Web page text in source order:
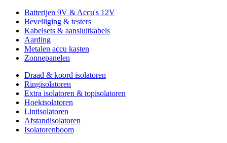
Batterijen 9V & Accu's 12V
Beveiliging & testers
Kabelsets & aansluitkabels
Aarding
Metalen accu kasten
Zonnepanelen
Draad & koord isolatoren
Ringisolatoren
Extra isolatoren & topisolatoren
Hoekisolatoren
Lintisolatoren
Afstandisolatoren
Isolatorenboom